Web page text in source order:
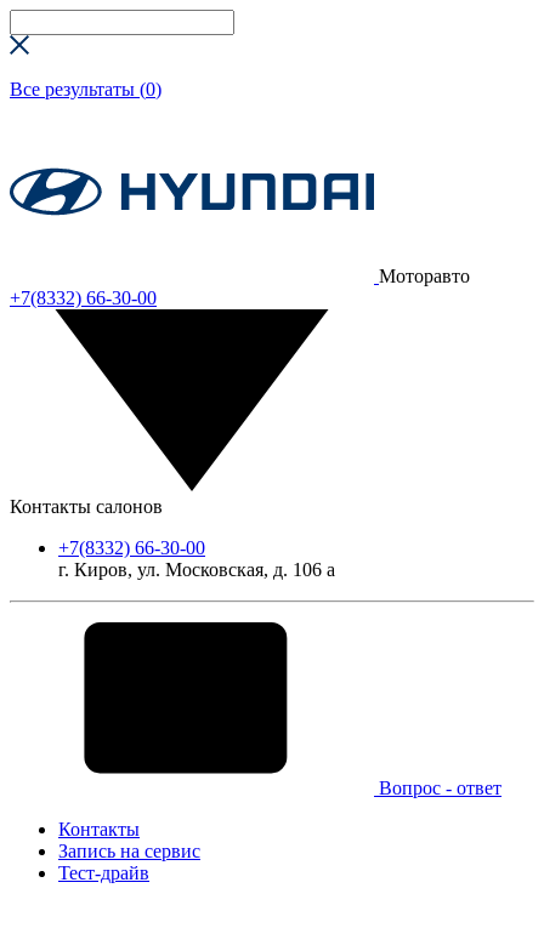
Все результаты (0)
Моторавто
+7(8332) 66-30-00
Контакты салонов
+7(8332) 66-30-00
г. Киров, ул. Московская, д. 106 а
Вопрос - ответ
Контакты
Запись на сервис
Тест-драйв